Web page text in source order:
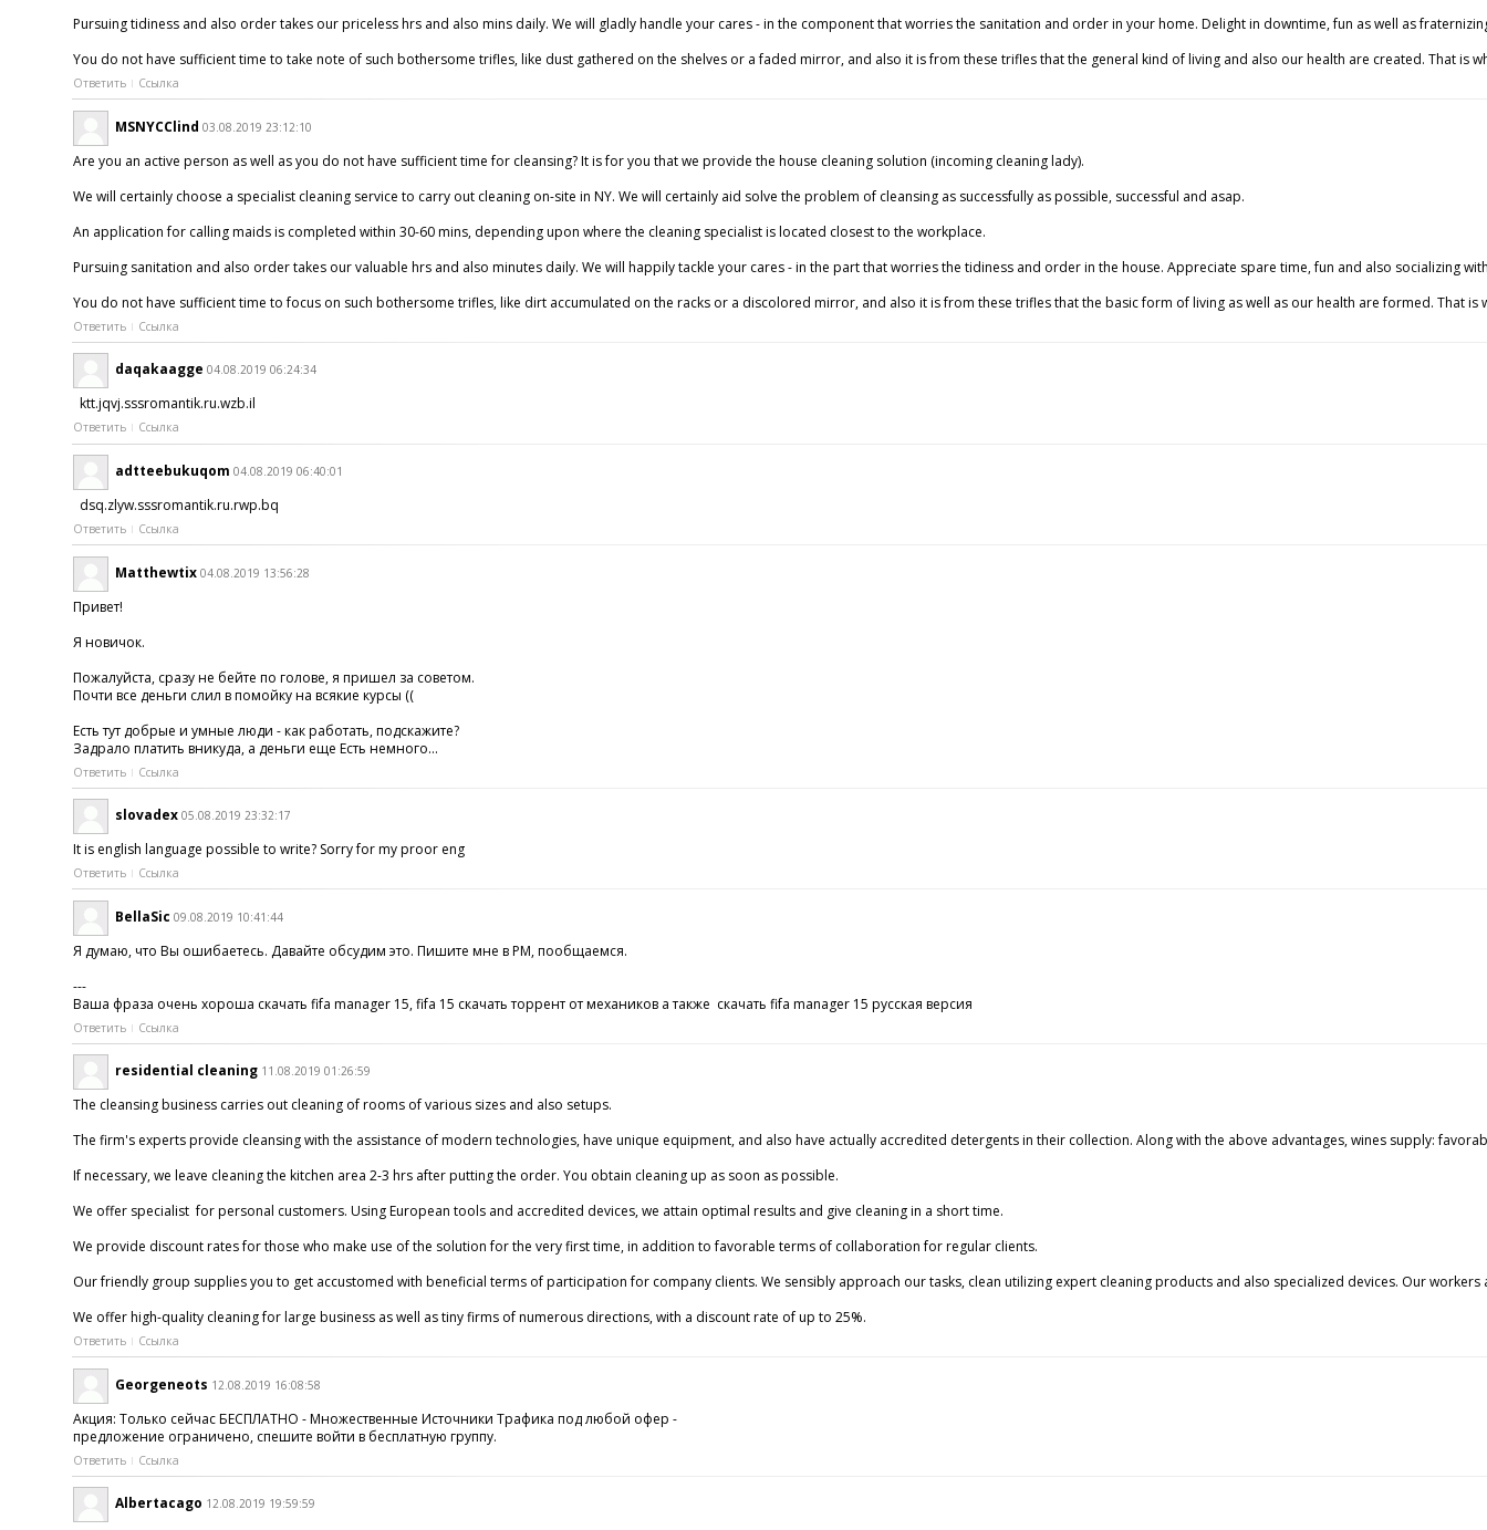
Pursuing tidiness and also order takes our priceless hrs and also mins daily. We will gladly handle your cares - in the component that worries the sanitation and order in your home. Delight in downtime, fun as well as
You do not have sufficient time to take note of such bothersome trifles, like dust gathered on the shelves or a faded mirror, and also it is from these trifles that the general kind of living and also our health are created.
Ответить Ссылка
MSNYCClind 03.08.2019 23:12:10
Are you an active person as well as you do not have sufficient time for cleansing? It is for you that we provide the house cleaning solution (incoming cleaning lady).
We will certainly choose a specialist cleaning service to carry out cleaning on-site in NY. We will certainly aid solve the problem of cleansing as successfully as possible, successful and asap.
An application for calling maids is completed within 30-60 mins, depending upon where the cleaning specialist is located closest to the workplace.
Pursuing sanitation and also order takes our valuable hrs and also minutes daily. We will happily tackle your cares - in the part that worries the tidiness and order in the house. Appreciate spare time, fun and also
You do not have sufficient time to focus on such bothersome trifles, like dirt accumulated on the racks or a discolored mirror, and also it is from these trifles that the basic form of living as well as our health are formed.
Ответить Ссылка
daqakaagge 04.08.2019 06:24:34
ktt.jqvj.sssromantik.ru.wzb.il
Ответить Ссылка
adtteebukuqom 04.08.2019 06:40:01
dsq.zlyw.sssromantik.ru.rwp.bq
Ответить Ссылка
Matthewtix 04.08.2019 13:56:28
Привет!
Я новичок.
Пожалуйста, сразу не бейте по голове, я пришел за советом.
Почти все деньги слил в помойку на всякие курсы ((
Есть тут добрые и умные люди - как работать, подскажите?
Задрало платить вникуда, а деньги еще Есть немного...
Ответить Ссылка
slovadex 05.08.2019 23:32:17
It is english language possible to write? Sorry for my proor eng
Ответить Ссылка
BellaSic 09.08.2019 10:41:44
Я думаю, что Вы ошибаетесь. Давайте обсудим это. Пишите мне в PM, пообщаемся.
---
Ваша фраза очень хороша скачать fifa manager 15, fifa 15 скачать торрент от механиков а также скачать fifa manager 15 русская версия
Ответить Ссылка
residential cleaning 11.08.2019 01:26:59
The cleansing business carries out cleaning of rooms of various sizes and also setups.
The firm's experts provide cleansing with the assistance of modern technologies, have unique equipment, and also have actually accredited detergents in their collection. Along with the above advantages, wines supply:
If necessary, we leave cleaning the kitchen area 2-3 hrs after putting the order. You obtain cleaning up as soon as possible.
We offer specialist for personal customers. Using European tools and accredited devices, we attain optimal results and give cleaning in a short time.
We provide discount rates for those who make use of the solution for the very first time, in addition to favorable terms of collaboration for regular clients.
Our friendly group supplies you to get accustomed with beneficial terms of participation for company clients. We sensibly approach our tasks, clean utilizing expert cleaning products and also specialized devices. Our
We offer high-quality cleaning for large business as well as tiny firms of numerous directions, with a discount rate of up to 25%.
Ответить Ссылка
Georgeneots 12.08.2019 16:08:58
Акция: Только сейчас БЕСПЛАТНО - Множественные Источники Трафика под любой офер -
предложение ограничено, спешите войти в бесплатную группу.
Ответить Ссылка
Albertacago 12.08.2019 19:59:59